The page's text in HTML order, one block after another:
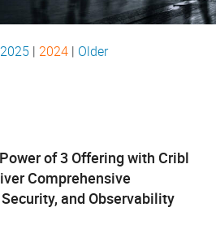
Azure
VMware
네트워
클라우
주, 지역,
2025| 2024| Older
of 3 Offering with Cribl
Comprehensive
and Observability